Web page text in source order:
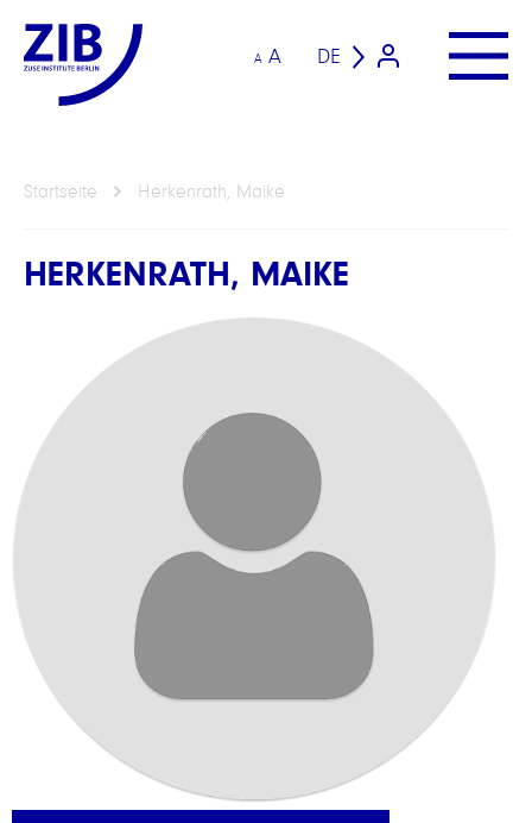
A A DE
Startseite Herkenrath, Maike
HERKENRATH, MAIKE